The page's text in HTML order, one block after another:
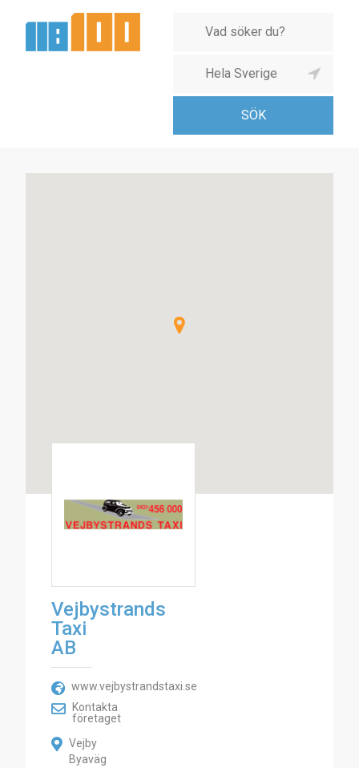
Vejbystrands
Taxi
AB
www.vejbystrandstaxi.se
Kontakta
företaget
Vejby
Byaväg